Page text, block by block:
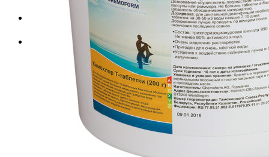
Корзина пуста.